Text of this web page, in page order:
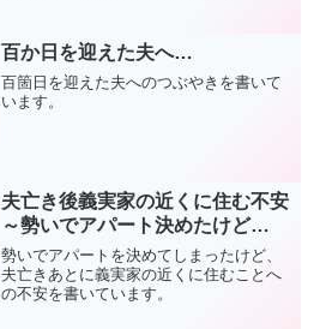
百か日を迎えた夫へ…
百箇日を迎えた夫へのつぶやきを書いて
います。
夫亡き後義実家の近くに住む不安
～勢いでアパート決めたけど…
勢いでアパートを決めてしまったけど、
夫亡きあとに義実家の近くに住むことへ
の不安を書いています。